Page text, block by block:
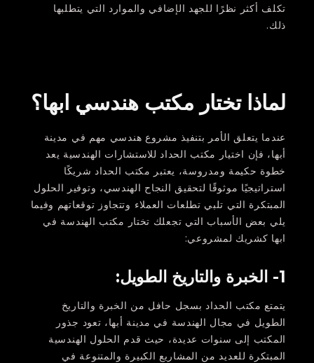
تكلف أكثر نظرًا للجهد الإضافي والموارد التي يتطلبها
ذلك.
لماذا تختار مكتب هندسي ابها؟
عندما يتعلق الأمر بتنفيذ مشروع هندسي مهم في مدينة
أبها، فإن اختيار مكتب الحداد للاستشارات الهندسية يعد
خطوة حكيمة ومدروسة، يعتبر مكتب الحداد شريكًا
استراتيجيًا موثوقًا لتحقيق النجاح الهندسي، وتوفير الحلول
المبتكرة التي تلبي تطلعات العملاء وتتجاوز توقعاتهم وفيما
يلي بعض الأسباب التي تجعلك تختار مكتب الهندسة في
ابها كشريك لمشروعي:
1- الخبرة والتاريخ الطويل:
يتمتع مكتب الحداد بسجل حافل من الخبرة والتاريخ
الطويل في مجال الهندسة في مدينة أبها، تعود جذور
المكتب إلى سنوات عديدة، حيث قدم الحلول الهندسية
المبتكرة للعديد من المشاريع الكبيرة والمتنوعة في